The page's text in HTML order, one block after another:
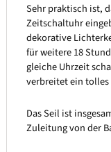
Sehr praktisch ist,
Zeitschaltuhr
dekorative
für weitere 18
gleiche Uhrzeit
verbreitet ein
Das Seil ist
Zuleitung von der